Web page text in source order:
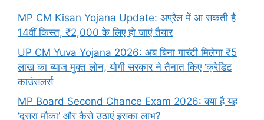
MP CM Kisan Yojana Update: अप्रैल में आ सकती है
14वीं किस्त, ₹2,000 के लिए हो जाएं तैयार
UP CM Yuva Yojana 2026: अब बिना गारंटी मिलेगा ₹5
लाख का ब्याज मुक्त लोन, योगी सरकार ने तैनात किए ‘क्रेडिट
काउंसलर्स
MP Board Second Chance Exam 2026: क्या है यह
‘दूसरा मौका’ और कैसे उठाएं इसका लाभ?